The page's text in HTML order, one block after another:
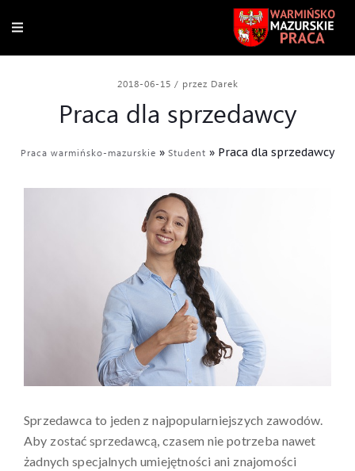
2018-06-15 / przez Darek
Praca dla sprzedawcy
Praca warmińsko-mazurskie » Student » Praca dla sprzedawcy
Sprzedawca to jeden z najpopularniejszych zawodów.
Aby zostać sprzedawcą, czasem nie potrzeba nawet
żadnych specjalnych umiejętności ani znajomości